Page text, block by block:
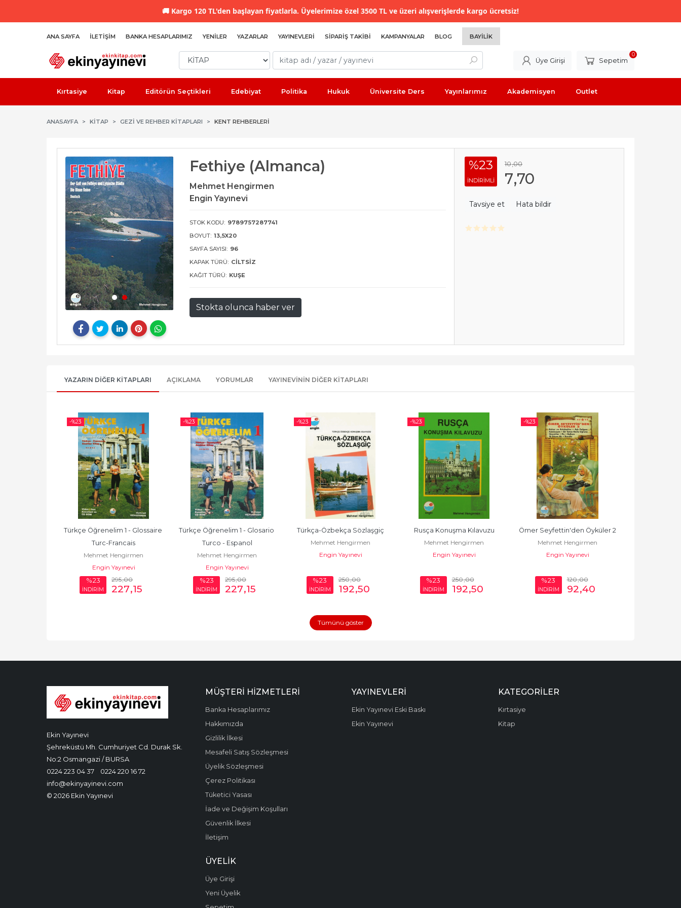
🚚 Kargo 120 TL'den başlayan fiyatlarla. Üyelerimize özel 3500 TL ve üzeri alışverişlerde kargo ücretsiz!
ANA SAYFA İLETIŞIM BANKA HESAPLARIMIZ YENILER YAZARLAR YAYINEVLERI SIPARIŞ TAKIBI KAMPANYALAR BLOG BAYILIK
Üye Girişi Sepetim
0
Kırtasiye Kitap Editörün Seçtikleri Edebiyat Politika Hukuk Üniversite Ders Yayınlarımız Akademisyen Outlet
ANASAYFA KİTAP GEZI VE REHBER KITAPLARI KENT REHBERLERI
Fethiye (Almanca)
Mehmet Hengirmen
Engin Yayınevi
STOK KODU: 9789757287741
BOYUT: 13,5X20
SAYFA SAYISI: 96
KAPAK TÜRÜ: CILTSIZ
KAĞIT TÜRÜ: KUŞE
Stokta olunca haber ver
%23
INDIRIMLI
10,00
7,70
Tavsiye et Hata bildir
YAZARIN DIĞER KITAPLARI AÇIKLAMA YORUMLAR YAYINEVININ DIĞER KITAPLARI
-%23
Türkçe Öğrenelim 1 - Glossaire
Turc-Francais
Mehmet Hengirmen
Engin Yayınevi
%23
İNDİRİM
295,00
227,15
-%23
Türkçe Öğrenelim 1 - Glosario
Turco - Espanol
Mehmet Hengirmen
Engin Yayınevi
%23
İNDİRİM
295,00
227,15
-%23
Türkça-Özbekça Sözlaşgiç
Mehmet Hengirmen
Engin Yayınevi
%23
İNDİRİM
250,00
192,50
-%23
Rusça Konuşma Kılavuzu
Mehmet Hengirmen
Engin Yayınevi
%23
İNDİRİM
250,00
192,50
-%23
Ömer Seyfettin'den Öyküler 2
Mehmet Hengirmen
Engin Yayınevi
%23
İNDİRİM
120,00
92,40
Tümünü göster
Ekin Yayınevi
Şehreküstü Mh. Cumhuriyet Cd. Durak Sk.
No:2 Osmangazi / BURSA
0224 223 04 37
0224 220 16 72
info@ekinyayinevi.com
© 2026 Ekin Yayınevi
MÜŞTERI HIZMETLERI
Banka Hesaplarımız
Hakkımızda
Gizlilik İlkesi
Mesafeli Satış Sözleşmesi
Üyelik Sözleşmesi
Çerez Politikası
Tüketici Yasası
İade ve Değişim Koşulları
Güvenlik İlkesi
İletişim
YAYINEVLERI
Ekin Yayınevi Eski Baskı
Ekin Yayınevi
KATEGORILER
Kırtasiye
Kitap
ÜYELIK
Üye Girişi
Yeni Üyelik